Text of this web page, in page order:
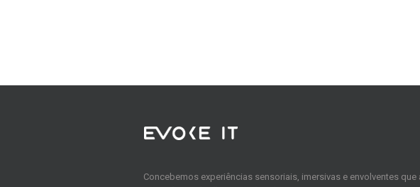
Concebemos experiências sensoriais, imersivas e envolventes que